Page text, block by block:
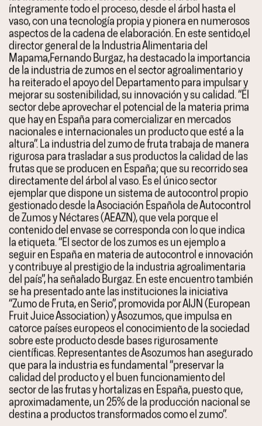
íntegramente todo el proceso, desde el árbol hasta el
vaso, con una tecnología propia y pionera en numerosos
aspectos de la cadena de elaboración. En este sentido,el
director general de la Industria Alimentaria del
Mapama,Fernando Burgaz, ha destacado la importancia
de la industria de zumos en el sector agroalimentario y
ha reiterado el apoyo del Departamento para impulsar y
mejorar su sostenibilidad, su innovación y su calidad. “El
sector debe aprovechar el potencial de la materia prima
que hay en España para comercializar en mercados
nacionales e internacionales un producto que esté a la
altura”. La industria del zumo de fruta trabaja de manera
rigurosa para trasladar a sus productos la calidad de las
frutas que se producen en España; que su recorrido sea
directamente del árbol al vaso. Es el único sector
ejemplar que dispone un sistema de autocontrol propio
gestionado desde la Asociación Española de Autocontrol
de Zumos y Néctares (AEAZN), que vela porque el
contenido del envase se corresponda con lo que indica
la etiqueta. “El sector de los zumos es un ejemplo a
seguir en España en materia de autocontrol e innovación
y contribuye al prestigio de la industria agroalimentaria
del país”, ha señalado Burgaz. En este encuentro también
se ha presentado ante las instituciones la iniciativa
“Zumo de Fruta, en Serio”, promovida por AIJN (European
Fruit Juice Association) y Asozumos, que impulsa en
catorce países europeos el conocimiento de la sociedad
sobre este producto desde bases rigurosamente
científicas. Representantes de Asozumos han asegurado
que para la industria es fundamental “preservar la
calidad del producto y el buen funcionamiento del
sector de las frutas y hortalizas en España, puesto que,
aproximadamente, un 25% de la producción nacional se
destina a productos transformados como el zumo”.